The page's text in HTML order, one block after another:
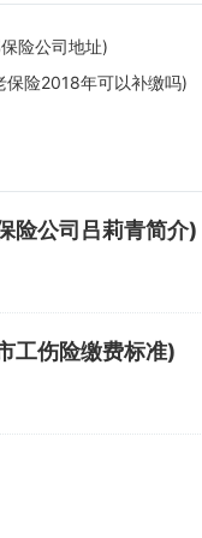
险公司地址)
险2018年可以补缴吗)
险公司吕莉青简介)
工伤险缴费标准)